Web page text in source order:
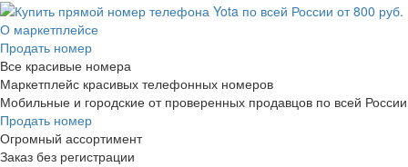
О маркетплейсе
Продать номер
Все красивые номера
Маркетплейс красивых телефонных номеров
Мобильные и городские от проверенных продавцов по всей России
Продать номер
Огромный ассортимент
Заказ без регистрации